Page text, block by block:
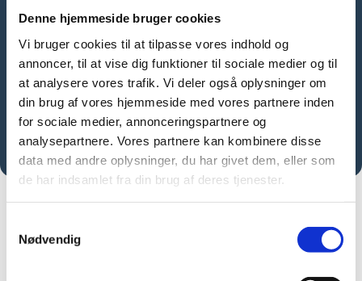
Denne hjemmeside bruger cookies
Vi bruger cookies til at tilpasse vores indhold og
annoncer, til at vise dig funktioner til sociale medier og til
at analysere vores trafik. Vi deler også oplysninger om
din brug af vores hjemmeside med vores partnere inden
for sociale medier, annonceringspartnere og
analysepartnere. Vores partnere kan kombinere disse
data med andre oplysninger, du har givet dem, eller som
de har indsamlet fra din brug af deres tjenester.
Nødvendig
Koncertprogram for 2026
Læs
mere